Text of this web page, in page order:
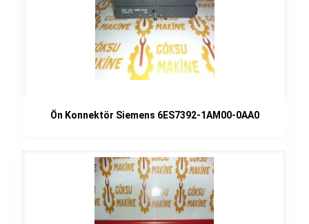
Ön Konnektör Siemens 6ES7392-1AM00-0AA0